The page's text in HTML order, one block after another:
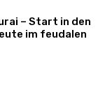
– Start in den
im feudalen